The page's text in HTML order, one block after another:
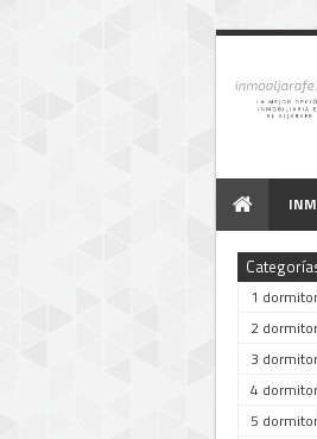
1
2
3
4
5